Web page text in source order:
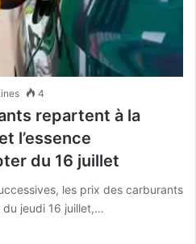
4
repartent à la
l’essence
du 16 juillet
les prix des carburants
jeudi 16 juillet,…